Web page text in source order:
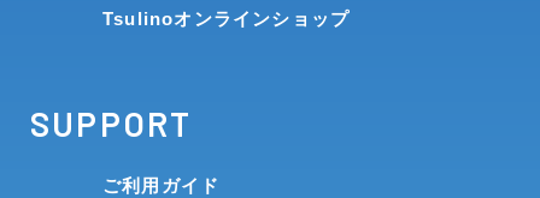
Tsulinoオンラインショップ
SUPPORT
ご利用ガイド